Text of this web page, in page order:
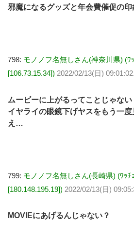
邪魔になるグッズと年会費催促の
798: モノノフ名無しさん(神奈川県) (ﾜ
[106.73.15.34]) 2022/02/13(日)
ムービーに上がるってことじゃない
イヤライの眼鏡下げヤスをもう一
え…
799: モノノフ名無しさん(長崎県) (ﾜｯﾁ
[180.148.195.19]) 2022/02/13(日)
MOVIEにあげるんじゃない？